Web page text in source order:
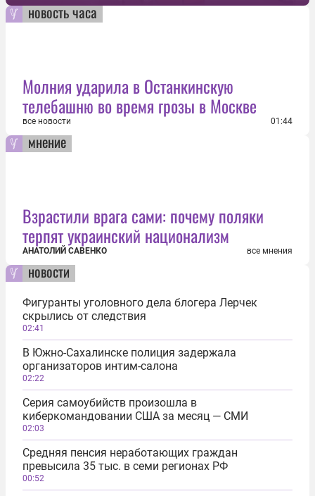
новость часа
Молния ударила в Останкинскую
телебашню во время грозы в Москве
все новости 01:44
мнение
Взрастили врага сами: почему поляки
терпят украинский национализм
АНАТОЛИЙ САВЕНКО все мнения
новости
Фигуранты уголовного дела блогера Лерчек
скрылись от следствия
02:41
В Южно-Сахалинске полиция задержала
организаторов интим-салона
02:22
Серия самоубийств произошла в
киберкомандовании США за месяц — СМИ
02:03
Средняя пенсия неработающих граждан
превысила 35 тыс. в семи регионах РФ
00:52